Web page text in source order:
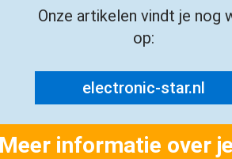
Onze artikelen vindt je nog
op:
electronic-star.nl
Meer informatie over